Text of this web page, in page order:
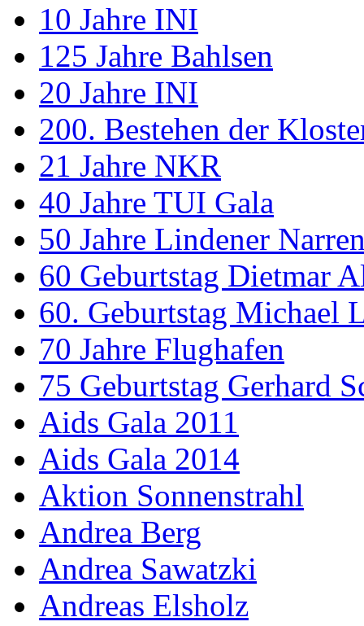
10 Jahre INI
125 Jahre Bahlsen
20 Jahre INI
200. Bestehen der
21 Jahre NKR
40 Jahre TUI Gala
50 Jahre Lindener
60 Geburtstag Dietmar
60. Geburtstag Michael
70 Jahre Flughafen
75 Geburtstag Gerhard
Aids Gala 2011
Aids Gala 2014
Aktion Sonnenstrahl
Andrea Berg
Andrea Sawatzki
Andreas Elsholz